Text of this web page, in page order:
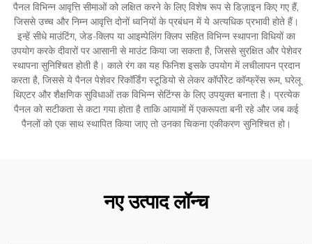
पैनल विभिन्न आवृत्ति सीमाओं को लक्षित करने के लिए विशेष रूप से डिज़ाइन किए गए हैं,
जिससे उच्च और निम्न आवृत्ति दोनों ध्वनियों के प्रबंधन में ये अत्यधिक प्रभावी होते हैं।
इन्हें सीधे माउंटिंग, जेड-क्लिप या आइम्पेलिंग क्लिप सहित विभिन्न स्थापना विधियों का
उपयोग करके दीवारों पर आसानी से माउंट किया जा सकता है, जिससे सुरक्षित और पेशेवर
स्थापना सुनिश्चित होती है। काले रंग का यह फिनिश इसके उपयोग में लचीलापन प्रदान
करता है, जिससे ये पैनल पेशेवर रिकॉर्डिंग स्टूडियो से लेकर कॉर्पोरेट कॉन्फ्रेंस रूम, घरेलू
थिएटर और शैक्षणिक सुविधाओं तक विभिन्न सेटिंग्स के लिए उपयुक्त बनाता है। प्रत्येक
पैनल को सटीकता से कटा गया होता है ताकि आयामों में एकरूपता बनी रहे और जब कई
पैनलों को एक साथ स्थापित किया जाए तो उनका चिकना एकीकरण सुनिश्चित हो।
नए उत्पाद लॉन्च